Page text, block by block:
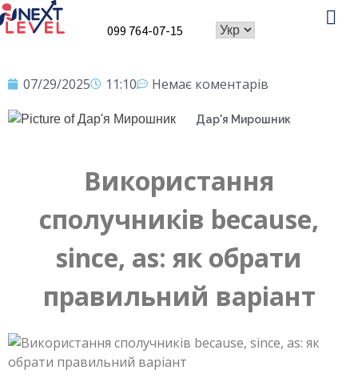
099 764-07-15
07/29/2025 11:10 Немає коментарів
Дар'я Мирошник
Використання
сполучників because,
since, as: як обрати
правильний варіант